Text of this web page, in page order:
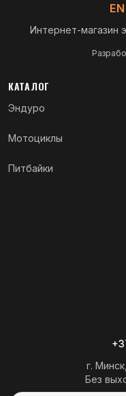
Интернет-магазин
КАТАЛОГ
Эндуро
Мотоциклы
Питбайки
г.
Без